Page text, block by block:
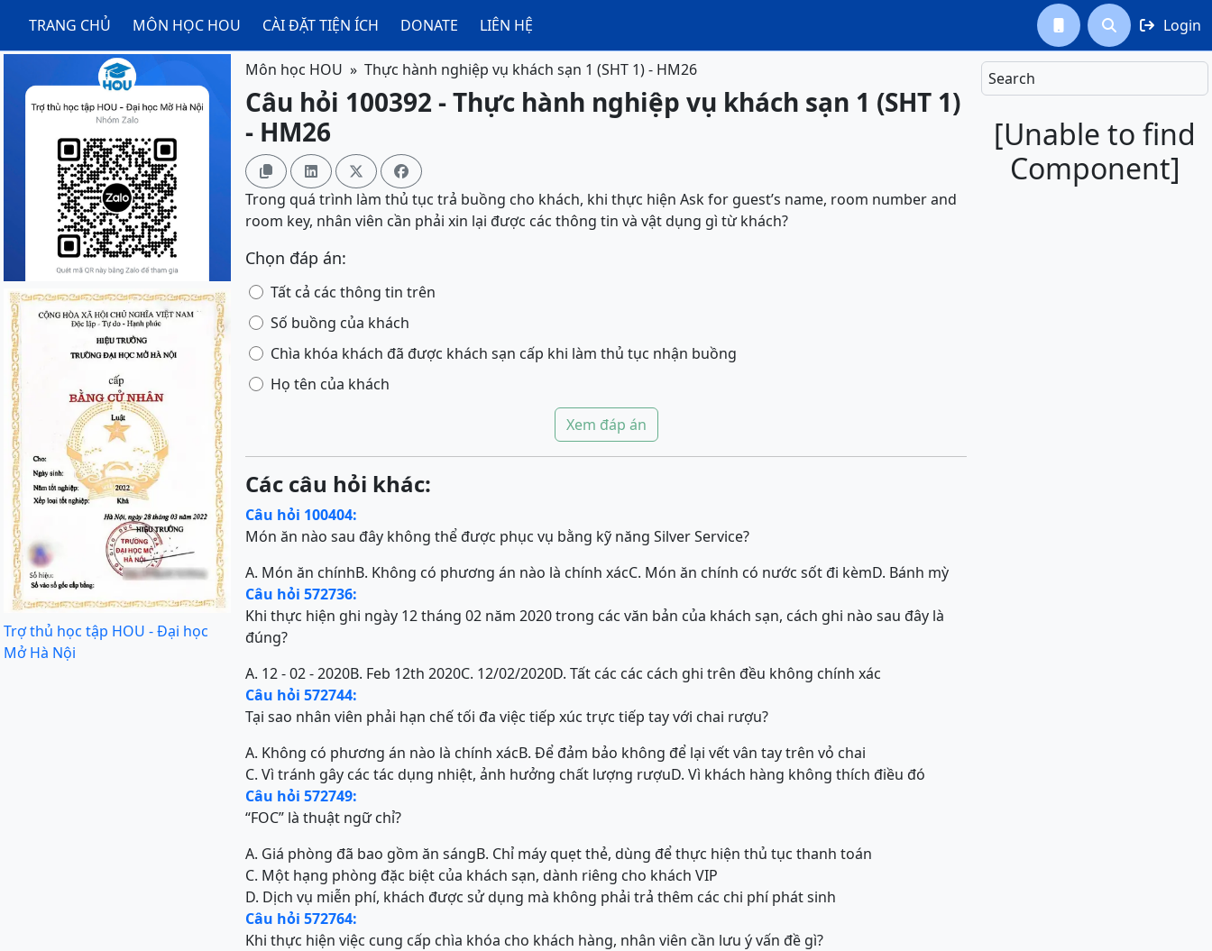
TRANG CHỦ MÔN HỌC HOU CÀI ĐẶT TIỆN ÍCH DONATE LIÊN HỆ   Login
Search
[Unable to find
Component]
Trợ thủ học tập HOU - Đại học
Mở Hà Nội
Môn học HOU Thực hành nghiệp vụ khách sạn 1 (SHT 1) - HM26
Câu hỏi 100392 - Thực hành nghiệp vụ khách sạn 1 (SHT 1)
- HM26
   
Trong quá trình làm thủ tục trả buồng cho khách, khi thực hiện Ask for guest’s name, room number and
room key, nhân viên cần phải xin lại được các thông tin và vật dụng gì từ khách?
Chọn đáp án:
Tất cả các thông tin trên
Số buồng của khách
Chìa khóa khách đã được khách sạn cấp khi làm thủ tục nhận buồng
Họ tên của khách
Xem đáp án
Các câu hỏi khác:
Câu hỏi 100404:
Món ăn nào sau đây không thể được phục vụ bằng kỹ năng Silver Service?
A. Món ăn chínhB. Không có phương án nào là chính xácC. Món ăn chính có nước sốt đi kèmD. Bánh mỳ
Câu hỏi 572736:
Khi thực hiện ghi ngày 12 tháng 02 năm 2020 trong các văn bản của khách sạn, cách ghi nào sau đây là
đúng?
A. 12 - 02 - 2020B. Feb 12th 2020C. 12/02/2020D. Tất các các cách ghi trên đều không chính xác
Câu hỏi 572744:
Tại sao nhân viên phải hạn chế tối đa việc tiếp xúc trực tiếp tay với chai rượu?
A. Không có phương án nào là chính xácB. Để đảm bảo không để lại vết vân tay trên vỏ chai
C. Vì tránh gây các tác dụng nhiệt, ảnh hưởng chất lượng rượuD. Vì khách hàng không thích điều đó
Câu hỏi 572749:
“FOC” là thuật ngữ chỉ?
A. Giá phòng đã bao gồm ăn sángB. Chỉ máy quẹt thẻ, dùng để thực hiện thủ tục thanh toán
C. Một hạng phòng đặc biệt của khách sạn, dành riêng cho khách VIP
D. Dịch vụ miễn phí, khách được sử dụng mà không phải trả thêm các chi phí phát sinh
Câu hỏi 572764:
Khi thực hiện việc cung cấp chìa khóa cho khách hàng, nhân viên cần lưu ý vấn đề gì?